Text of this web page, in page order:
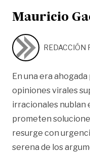
Mauricio
REDACCIÓN
En una era
opiniones virales
irracionales nublan
prometen
resurge con
serena de los